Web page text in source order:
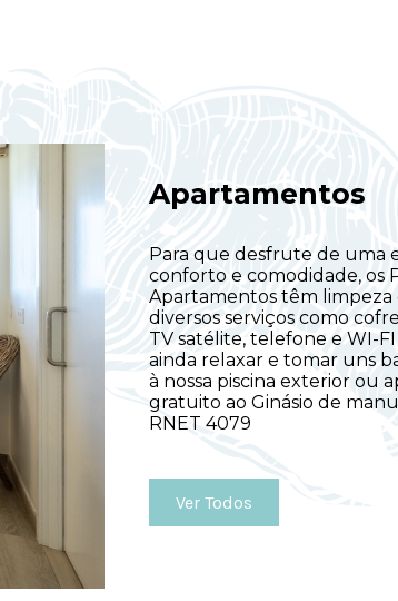
Apartamentos
Para que desfrute de uma
conforto e comodidade, os
Apartamentos têm limpeza
diversos serviços como
TV satélite, telefone e WI-
ainda relaxar e tomar uns
à nossa piscina exterior ou
gratuito ao Ginásio de
RNET 4079
Ver Todos